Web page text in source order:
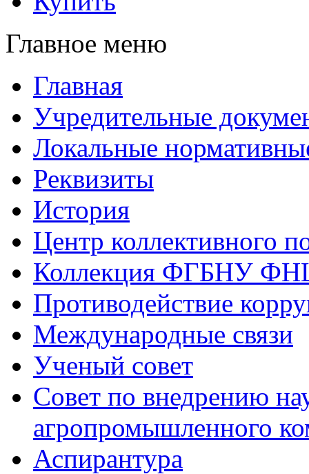
Главное меню
Главная
Учредительные
Локальные
Реквизиты
История
Центр коллективного
Коллекция ФГБНУ
Противодействие
Международные связи
Ученый совет
Совет по внедрению
агропромышленного
Аспирантура